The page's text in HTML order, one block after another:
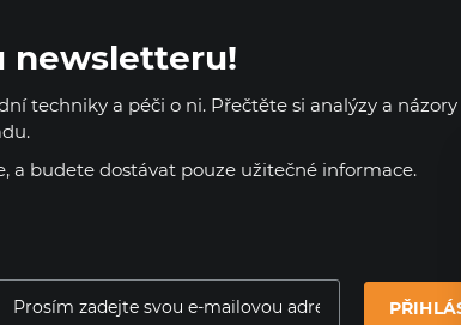
newsletteru!
techniky a péči o ni. Přečtěte si analýzy a
a budete dostávat pouze užitečné informace.